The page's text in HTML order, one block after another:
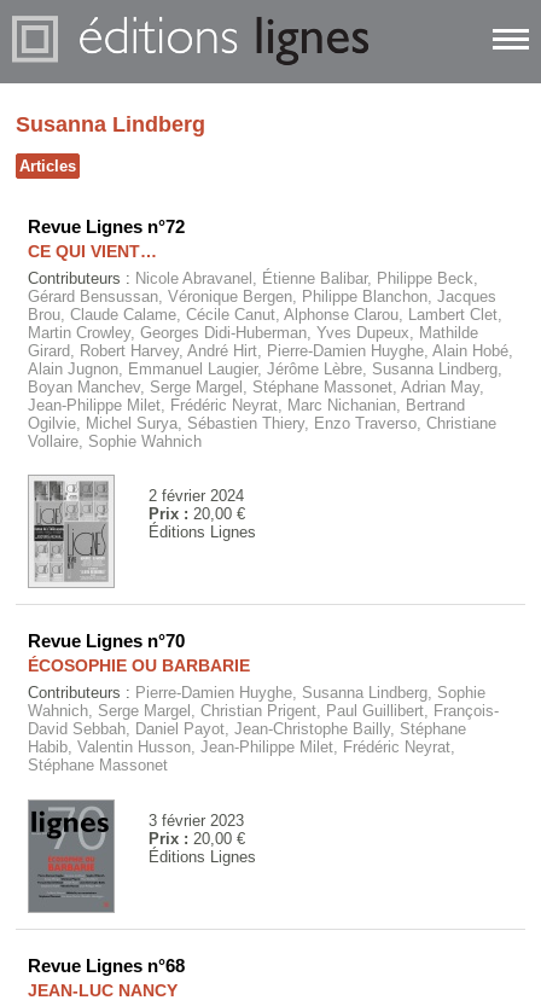
Susanna Lindberg
Articles
2 février 2024
Prix : 20,00 €
Éditions Lignes
Revue Lignes n°72
CE QUI VIENT…
Contributeurs : Nicole Abravanel, Étienne Balibar, Philippe Beck,
Gérard Bensussan, Véronique Bergen, Philippe Blanchon, Jacques
Brou, Claude Calame, Cécile Canut, Alphonse Clarou, Lambert Clet,
Martin Crowley, Georges Didi-Huberman, Yves Dupeux, Mathilde
Girard, Robert Harvey, André Hirt, Pierre-Damien Huyghe, Alain Hobé,
Alain Jugnon, Emmanuel Laugier, Jérôme Lèbre, Susanna Lindberg,
Boyan Manchev, Serge Margel, Stéphane Massonet, Adrian May,
Jean-Philippe Milet, Frédéric Neyrat, Marc Nichanian, Bertrand
Ogilvie, Michel Surya, Sébastien Thiery, Enzo Traverso, Christiane
Vollaire, Sophie Wahnich
3 février 2023
Prix : 20,00 €
Éditions Lignes
Revue Lignes n°70
ÉCOSOPHIE OU BARBARIE
Contributeurs : Pierre-Damien Huyghe, Susanna Lindberg, Sophie
Wahnich, Serge Margel, Christian Prigent, Paul Guillibert, François-
David Sebbah, Daniel Payot, Jean-Christophe Bailly, Stéphane
Habib, Valentin Husson, Jean-Philippe Milet, Frédéric Neyrat,
Stéphane Massonet
Revue Lignes n°68
JEAN-LUC NANCY